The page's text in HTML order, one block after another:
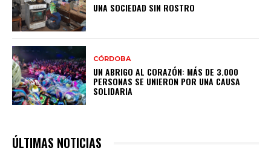
UNA SOCIEDAD SIN ROSTRO
CÓRDOBA
UN ABRIGO AL CORAZÓN: MÁS DE 3.000
PERSONAS SE UNIERON POR UNA CAUSA
SOLIDARIA
ÚLTIMAS NOTICIAS